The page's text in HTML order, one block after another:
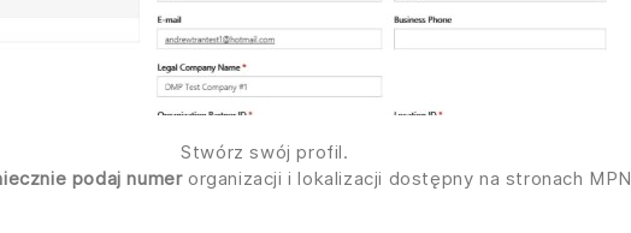
Stwórz swój profil.
podaj numerorganizacji i lokalizacji dostępny na stronach MPN